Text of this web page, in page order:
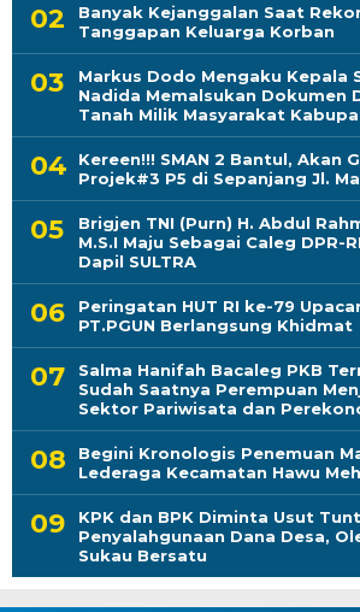
Banyak Kejanggalan Saat
Tanggapan Keluarga Korban
Markus Dodo Mengaku Kepala
Nadida Memalsukan Dokumen
Tanah Milik Masyarakat
Kereen!!! SMAN 2 Bantul, Akan
Projek#3 P5 di Sepanjang Jl.
Brigjen TNI (Purn) H. Abdul
M.S.I Maju Sebagai Caleg DPR-
Dapil SULTRA
Peringatan HUT RI ke-79
PT.PGUN Berlangsung Khidmat
Salma Hanifah Bacaleg PKB
Sudah Saatnya Perempuan
Sektor Pariwisata dan
Begini Kronologis Penemuan
Lederaga Kecamatan Hawu
KPK dan BPK Diminta Usut
Penyalahgunaan Dana Desa,
Sukau Bersatu